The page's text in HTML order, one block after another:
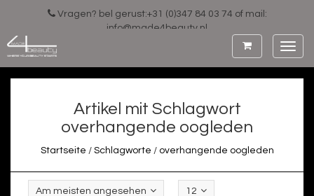
Vragen? bel gerust:+31 (0)347 84 03 74 of mail:
info@made4beauty.nl
Artikel mit Schlagwort
overhangende oogleden
Startseite / Schlagworte / overhangende oogleden
Am meisten angesehen 12